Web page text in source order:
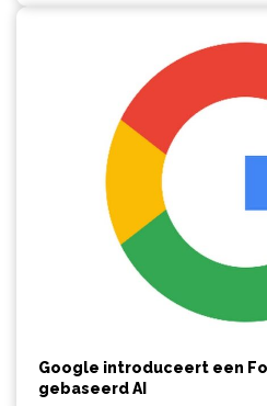
Google introduceert een
gebaseerd AI